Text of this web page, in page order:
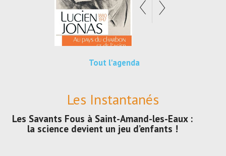
Tout l'agenda
Les Instantanés
Les Savants Fous à Saint-Amand-les-Eaux :
la science devient un jeu d’enfants !